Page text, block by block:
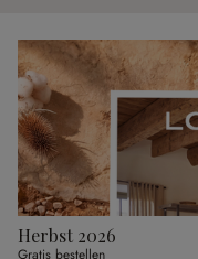
Herbst 2026
Gratis bestellen